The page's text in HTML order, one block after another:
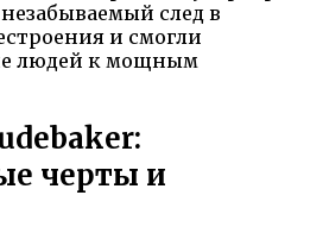
след в
и смогли
людей к мощным
черты и